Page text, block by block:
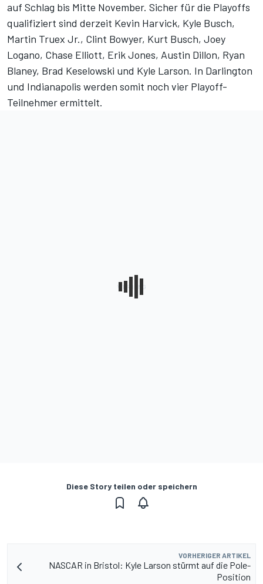
auf Schlag bis Mitte November. Sicher für die Playoffs
qualifiziert sind derzeit Kevin Harvick, Kyle Busch,
Martin Truex Jr., Clint Bowyer, Kurt Busch, Joey
Logano, Chase Elliott, Erik Jones, Austin Dillon, Ryan
Blaney, Brad Keselowski und Kyle Larson. In Darlington
und Indianapolis werden somit noch vier Playoff-
Teilnehmer ermittelt.
Diese Story teilen oder speichern
VORHERIGER ARTIKEL
NASCAR in Bristol: Kyle Larson stürmt auf die Pole-
Position